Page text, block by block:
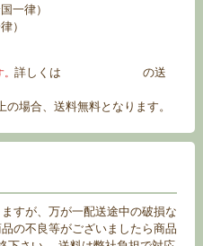
一律）
）
詳しくは
の送
場合、送料無料となります。
すが、万が一配送途中の破損な
の不良等がございましたら商品